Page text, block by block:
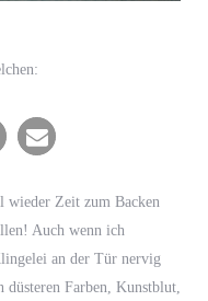
wieder Zeit zum Backen
Auch wenn ich
an der Tür nervig
Farben, Kunstblut,